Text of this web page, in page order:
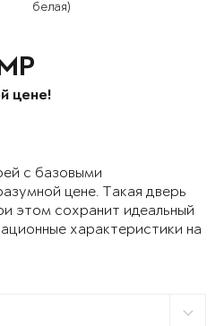
белая)
цене!
с базовыми
цене. Такая дверь
этом сохранит идеальный
характеристики на